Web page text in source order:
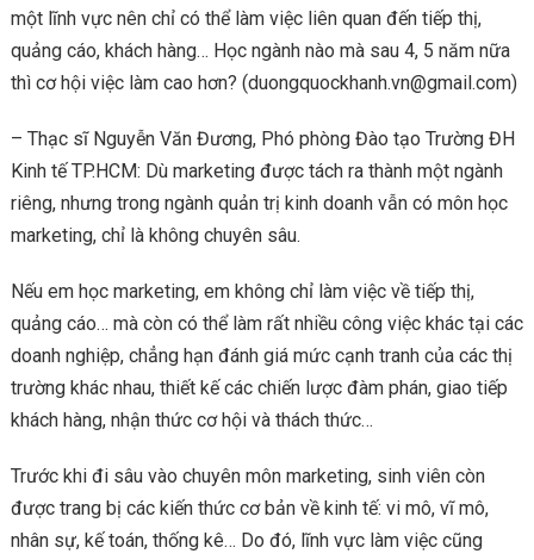
một lĩnh vực nên chỉ có thể làm việc liên quan đến tiếp thị,
quảng cáo, khách hàng… Học ngành nào mà sau 4, 5 năm nữa
thì cơ hội việc làm cao hơn? (duongquockhanh.vn@gmail.com)
– Thạc sĩ Nguyễn Văn Đương, Phó phòng Đào tạo Trường ĐH
Kinh tế TP.HCM: Dù marketing được tách ra thành một ngành
riêng, nhưng trong ngành quản trị kinh doanh vẫn có môn học
marketing, chỉ là không chuyên sâu.
Nếu em học marketing, em không chỉ làm việc về tiếp thị,
quảng cáo… mà còn có thể làm rất nhiều công việc khác tại các
doanh nghiệp, chẳng hạn đánh giá mức cạnh tranh của các thị
trường khác nhau, thiết kế các chiến lược đàm phán, giao tiếp
khách hàng, nhận thức cơ hội và thách thức…
Trước khi đi sâu vào chuyên môn marketing, sinh viên còn
được trang bị các kiến thức cơ bản về kinh tế: vi mô, vĩ mô,
nhân sự, kế toán, thống kê… Do đó, lĩnh vực làm việc cũng